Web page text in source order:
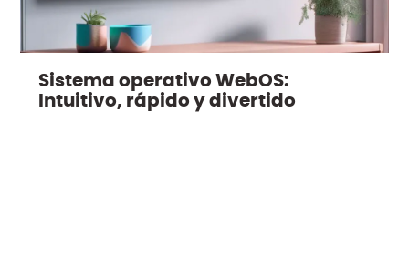
Sistema operativo WebOS:
Intuitivo, rápido y divertido